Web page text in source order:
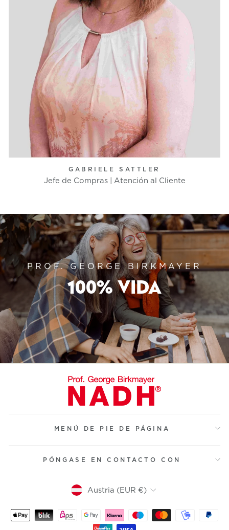
GABRIELE SATTLER
Jefe de Compras | Atención al Cliente
PROF. GEORGE BIRKMAYER
100% VIDA
MENÚ DE PIE DE PÁGINA
PÓNGASE EN CONTACTO CON
Moneda
Austria (EUR €)